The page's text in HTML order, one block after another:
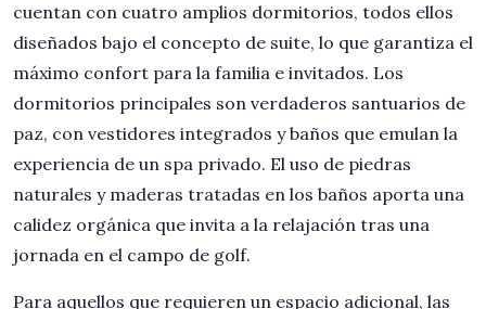
cuentan con cuatro amplios dormitorios, todos ellos
diseñados bajo el concepto de suite, lo que garantiza el
máximo confort para la familia e invitados. Los
dormitorios principales son verdaderos santuarios de
paz, con vestidores integrados y baños que emulan la
experiencia de un spa privado. El uso de piedras
naturales y maderas tratadas en los baños aporta una
calidez orgánica que invita a la relajación tras una
jornada en el campo de golf.
Para aquellos que requieren un espacio adicional, las